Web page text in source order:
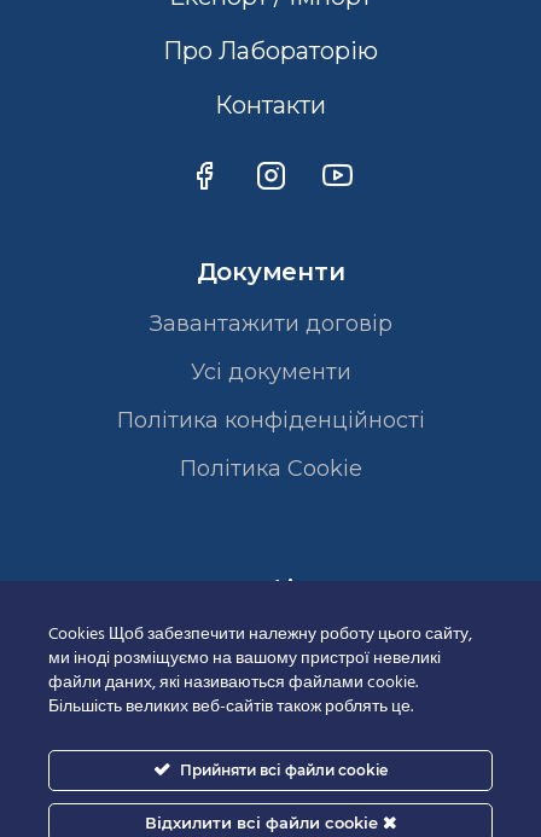
Про Лабораторію
Контакти
Документи
Завантажити договір
Усі документи
Політика конфіденційності
Полiтика Cookie
Сертифікати
Cookies Щоб забезпечити належну роботу цього сайту,
ми іноді розміщуємо на вашому пристрої невеликі
файли даних, які називаються файлами cookie.
Більшість великих веб-сайтів також роблять це.
Прийняти всі файли cookie
Відхилити всі файли cookie